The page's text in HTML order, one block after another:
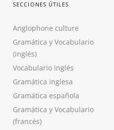
SECCIONES ÚTILES
Anglophone culture
Gramática y Vocabulario
(inglés)
Vocabulario inglés
Gramática inglesa
Gramática española
Gramática y Vocabulario
(francés)